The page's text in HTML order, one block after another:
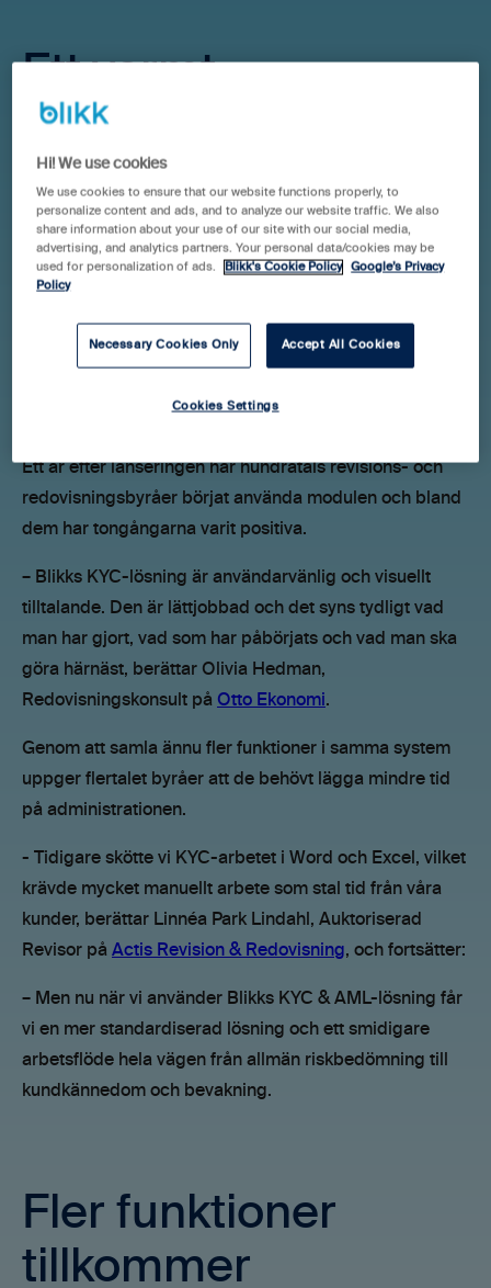
Ett varmt
mottagande
I januari 2023 kunde vi berätta attbyråstödet Blikk Byrå
skulle utökas med en KYC & AML-lösning och i oktober
samma årlanserades lösningen för samtliga
användare
Redan från start var målsättningen att ta fram en
Ett år efter lanseringen har hundratals revisions- och
redovisningsbyråer börjat använda modulen och bland
dem har tongångarna varit positiva.
– Blikks KYC-lösning är användarvänlig och visuellt
tilltalande. Den är lättjobbad och det syns tydligt vad
man har gjort, vad som har påbörjats och vad man ska
göra härnäst, berättar Olivia Hedman,
Redovisningskonsult på Otto Ekonomi.
Genom att samla ännu fler funktioner i samma system
uppger flertalet byråer att de behövt lägga mindre tid
på administrationen.
- Tidigare skötte vi KYC-arbetet i Word och Excel, vilket
krävde mycket manuellt arbete som stal tid från våra
kunder, berättar Linnéa Park Lindahl, Auktoriserad
Revisor på Actis Revision & Redovisning, och fortsätter:
– Men nu när vi använder Blikks KYC & AML-lösning får
vi en mer standardiserad lösning och ett smidigare
arbetsflöde hela vägen från allmän riskbedömning till
kundkännedom och bevakning.
Fler funktioner
tillkommer
Hi! We use cookies
We use cookies to ensure that our website functions properly, to
personalize content and ads, and to analyze our website traffic. We also
share information about your use of our site with our social media,
advertising, and analytics partners. Your personal data/cookies may be
used for personalization of ads.
Blikk's Cookie Policy
Google’s Privacy
Policy
Necessary Cookies Only Accept All Cookies
Cookies Settings